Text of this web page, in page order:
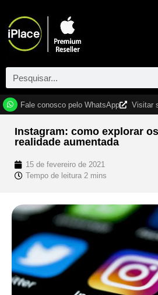
Fale conosco pelo WhatsApp Visitar
Instagram: como explorar
realidade aumentada
15 de fevereiro de 2021